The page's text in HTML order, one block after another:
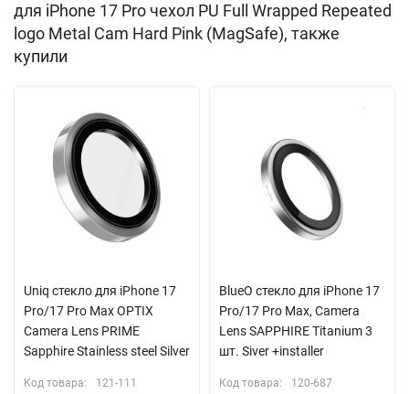
циркуляцию воздуха, уменьшающую перегрев устройства.
Боковые клавиши дублируются встроенными металлическими
заглушками, предохраняющими от попадания мусора и
препятствует nfc сигналу. Благодаря встроенному магниту
MagSafe вы сможете легко подключить беспроводную
зарядку, картхолдеры и другие аксессуары с креплением
магсэйф. Представленный аксессуар поставляется в
подарочной упаковке от производителя CG Mobile.
для iPhone 17 Pro чехол PU Full Wrapped Repeated
logo Metal Cam Hard Pink (MagSafe), также
купили
Uniq стекло для iPhone 17
Pro/17 Pro Max OPTIX
Camera Lens PRIME
Sapphire Stainless steel Silver
Код товара: 121-111
BlueO стекло для iPhone 17
Pro/17 Pro Max, Camera
Lens SAPPHIRE Titanium 3
шт. Siver +installer
Код товара: 120-687